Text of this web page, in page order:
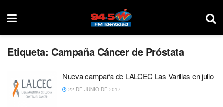
Etiqueta: Campaña Cáncer de Próstata
Nueva campaña de LALCEC Las Varillas en julio
22 DE JUNIO DE 2017